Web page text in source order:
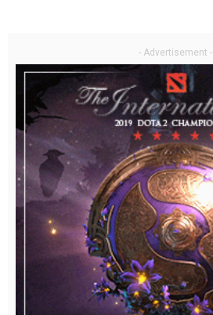
- Advertisement -